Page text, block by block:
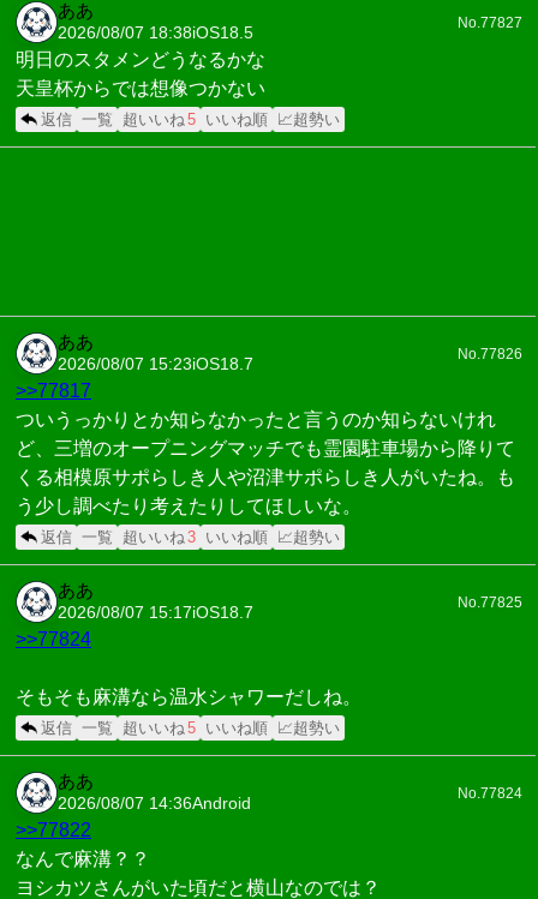
ああ
2026/08/07 18:38iOS18.5
No.77827
明日のスタメンどうなるかな
天皇杯からでは想像つかない
返信 一覧 超いいね5 いいね順 📈超勢い
ああ
2026/08/07 15:23iOS18.7
No.77826
>>77817
ついうっかりとか知らなかったと言うのか知らないけれ
ど、三増のオープニングマッチでも霊園駐車場から降りて
くる相模原サポらしき人や沼津サポらしき人がいたね。も
う少し調べたり考えたりしてほしいな。
返信 一覧 超いいね3 いいね順 📈超勢い
ああ
2026/08/07 15:17iOS18.7
No.77825
>>77824
そもそも麻溝なら温水シャワーだしね。
返信 一覧 超いいね5 いいね順 📈超勢い
ああ
2026/08/07 14:36Android
No.77824
>>77822
なんで麻溝？？
ヨシカツさんがいた頃だと横山なのでは？